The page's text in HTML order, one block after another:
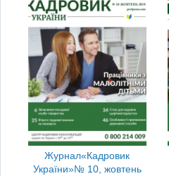
Журнал«Кадровик
України»№ 10, жовтень